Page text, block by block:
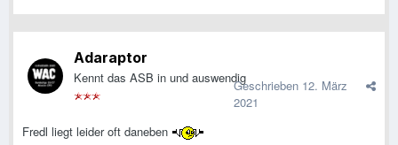
Adaraptor
Kennt das ASB in und auswendigGeschrieben 12. März
2021
Fredl liegt leider oft daneben